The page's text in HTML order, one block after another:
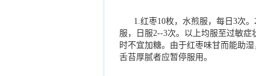
1.红枣10枚，水煎服，每日3次
服，日服2--3次。以上均服至过敏
时不宜加糖。由于红枣味甘而能助
舌苔厚腻者应暂停服用。